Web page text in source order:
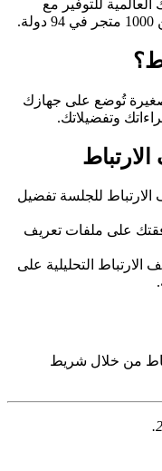
العالمية للتوفير مع
تُوضع على جهازك
وتفضيلاتك.
للجلسة تفضيل
على ملفات تعريف
التحليلية على
من خلال شريط